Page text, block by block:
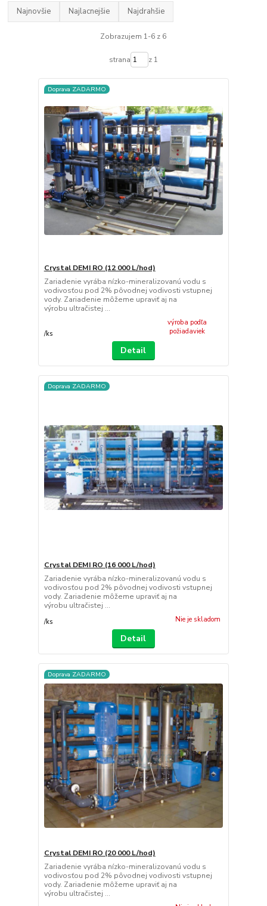
Najnovšie Najlacnejšie Najdrahšie
Zobrazujem 1-6 z 6
strana z 1
Doprava ZADARMO
Crystal DEMI RO (12 000 L/hod)
Zariadenie vyrába nízko-mineralizovanú vodu s
vodivosťou pod 2% pôvodnej vodivosti vstupnej
vody. Zariadenie môžeme upraviť aj na
výrobu ultračistej ...
/ks
výroba podľa
požiadaviek
Detail
Doprava ZADARMO
Crystal DEMI RO (16 000 L/hod)
Zariadenie vyrába nízko-mineralizovanú vodu s
vodivosťou pod 2% pôvodnej vodivosti vstupnej
vody. Zariadenie môžeme upraviť aj na
výrobu ultračistej ...
/ks Nie je skladom
Detail
Doprava ZADARMO
Crystal DEMI RO (20 000 L/hod)
Zariadenie vyrába nízko-mineralizovanú vodu s
vodivosťou pod 2% pôvodnej vodivosti vstupnej
vody. Zariadenie môžeme upraviť aj na
výrobu ultračistej ...